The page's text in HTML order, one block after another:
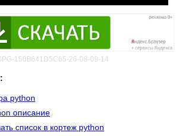
156B641D5C65-26-08-09-14
python
описание
список в кортеж python